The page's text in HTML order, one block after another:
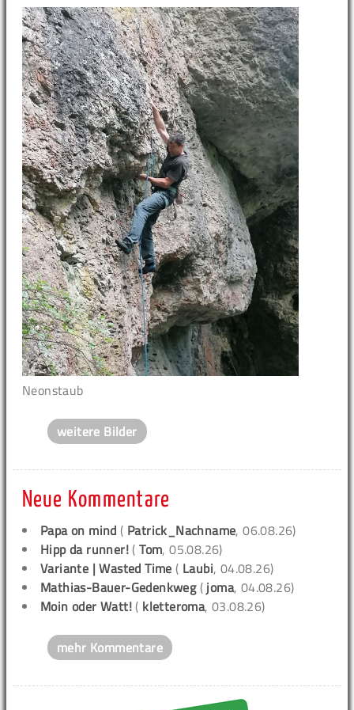
Neonstaub
weitere Bilder
Neue Kommentare
Papa on mind ( Patrick_Nachname, 06.08.26)
Hipp da runner! (Tom, 05.08.26)
Variante | Wasted Time ( Laubi, 04.08.26)
Mathias-Bauer-Gedenkweg( joma, 04.08.26)
Moin oder Watt! ( kletteroma, 03.08.26)
mehr Kommentare